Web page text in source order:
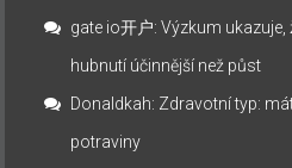
gate io开户:Výzkum ukazuje,
hubnutí účinnější než půst
Donaldkah: Zdravotní typ:
potraviny